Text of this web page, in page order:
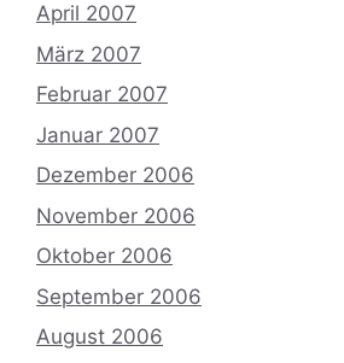
April 2007
März 2007
Februar 2007
Januar 2007
Dezember 2006
November 2006
Oktober 2006
September 2006
August 2006